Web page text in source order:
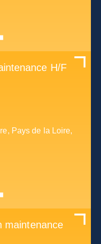
H/F
Pays de la Loire,
maintenance